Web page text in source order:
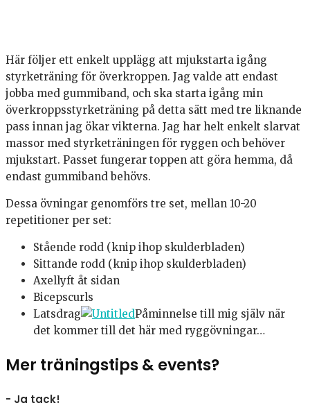
Här följer ett enkelt upplägg att mjukstarta igång
styrketräning för överkroppen. Jag valde att endast
jobba med gummiband, och ska starta igång min
överkroppsstyrketräning på detta sätt med tre liknande
pass innan jag ökar vikterna. Jag har helt enkelt slarvat
massor med styrketräningen för ryggen och behöver
mjukstart. Passet fungerar toppen att göra hemma, då
endast gummiband behövs.
Dessa övningar genomförs tre set, mellan 10-20
repetitioner per set:
Stående rodd (knip ihop skulderbladen)
Sittande rodd (knip ihop skulderbladen)
Axellyft åt sidan
Bicepscurls
Latsdrag
Påminnelse till mig själv när
det kommer till det här med ryggövningar…
Mer träningstips & events?
- Ja tack!